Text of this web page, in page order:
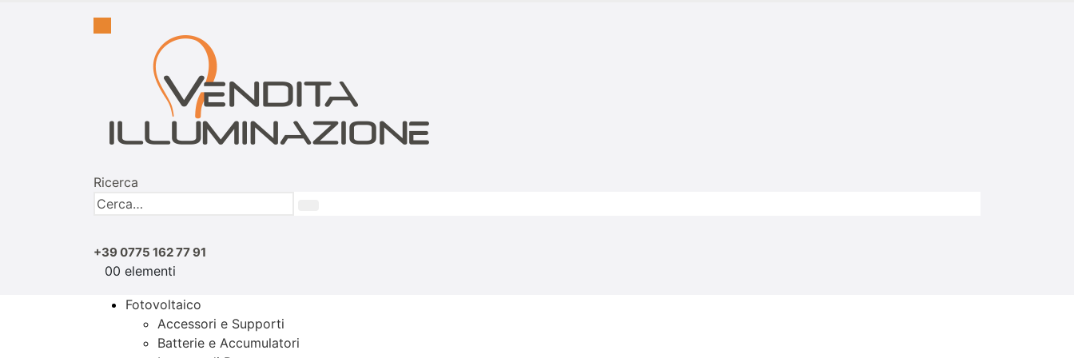
Ricerca
+39 0775 162 77 91
00 elementi
Fotovoltaico
Accessori e Supporti
Batterie e Accumulatori